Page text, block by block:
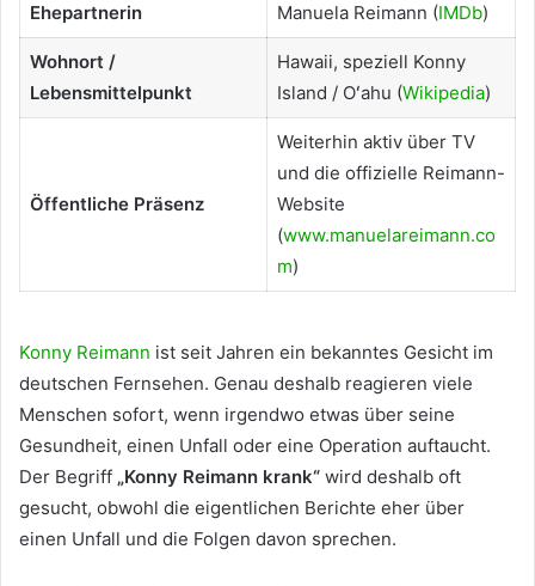
Ehepartnerin Manuela Reimann (IMDb)
Wohnort /
Lebensmittelpunkt
Hawaii, speziell Konny
Island / Oʻahu (Wikipedia)
Öffentliche Präsenz
Weiterhin aktiv über TV
und die offizielle Reimann-
Website
(www.manuelareimann.co
m)
Konny Reimann ist seit Jahren ein bekanntes Gesicht im
deutschen Fernsehen. Genau deshalb reagieren viele
Menschen sofort, wenn irgendwo etwas über seine
Gesundheit, einen Unfall oder eine Operation auftaucht.
Der Begriff „Konny Reimann krank“ wird deshalb oft
gesucht, obwohl die eigentlichen Berichte eher über
einen Unfall und die Folgen davon sprechen.